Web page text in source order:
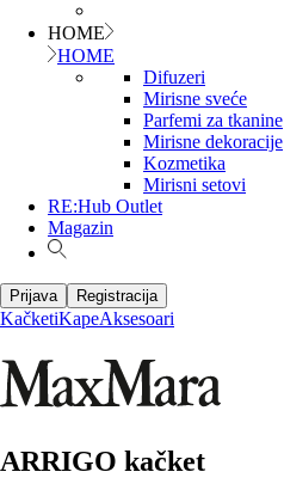
HOME
HOME
Difuzeri
Mirisne sveće
Parfemi za tkanine
Mirisne dekoracije
Kozmetika
Mirisni setovi
RE:Hub Outlet
Magazin
Prijava Registracija
KačketiKapeAksesoari
ARRIGO kačket